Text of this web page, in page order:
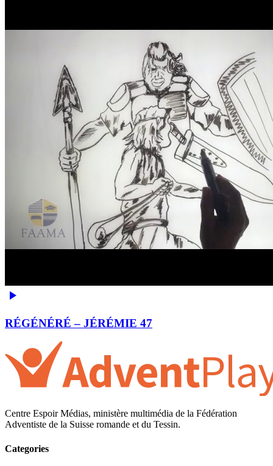
RÉGÉNÉRÉ – JÉRÉMIE 47
Centre Espoir Médias, ministère multimédia de la Fédération
Adventiste de la Suisse romande et du Tessin.
Categories